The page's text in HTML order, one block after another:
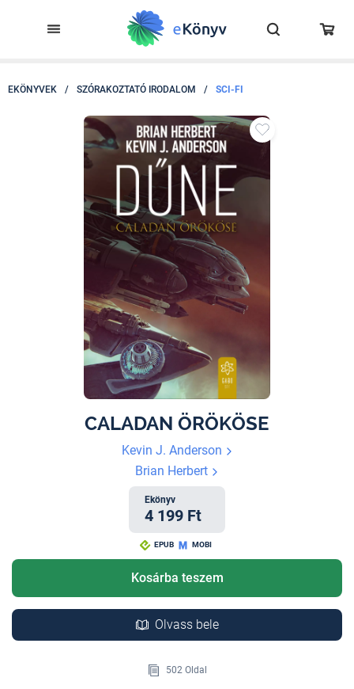
EKÖNYVEK / SZÓRAKOZTATÓ IRODALOM / SCI-FI
CALADAN ÖRÖKÖSE
Kevin J. Anderson
Brian Herbert
Ekönyv
4 199 Ft
EPUB MOBI
Kosárba teszem
Olvass bele
502 Oldal